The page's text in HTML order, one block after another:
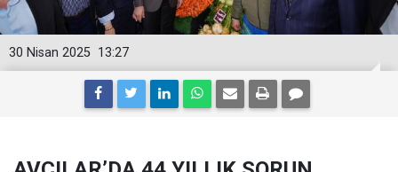
13:27
30 Nisan 2025